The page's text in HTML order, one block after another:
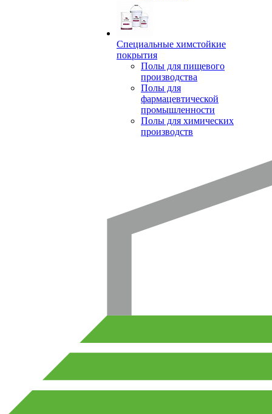
Специальные химстойкие
покрытия
Полы для пищевого
производства
Полы для
фармацевтической
промышленности
Полы для химических
производств